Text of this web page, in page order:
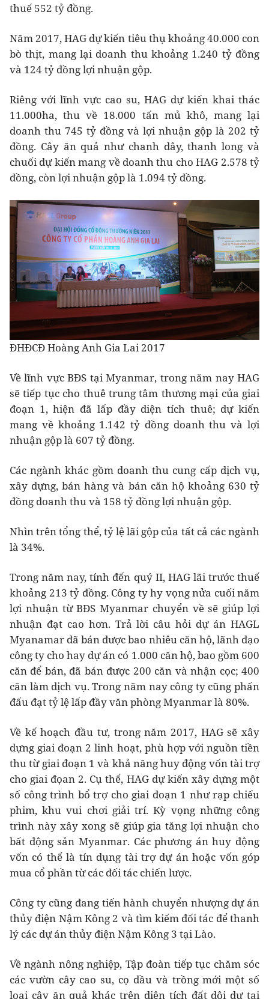
thuế 552 tỷ đồng.
Năm 2017, HAG dự kiến tiêu thụ khoảng 40.000 con
bò thịt, mang lại doanh thu khoảng 1.240 tỷ đồng
và 124 tỷ đồng lợi nhuận gộp.
Riêng với lĩnh vực cao su, HAG dự kiến khai thác
11.000ha, thu về 18.000 tấn mủ khô, mang lại
doanh thu 745 tỷ đồng và lợi nhuận gộp là 202 tỷ
đồng. Cây ăn quả như chanh dây, thanh long và
chuối dự kiến mang về doanh thu cho HAG 2.578 tỷ
đồng, còn lợi nhuận gộp là 1.094 tỷ đồng.
ĐHĐCĐ Hoàng Anh Gia Lai 2017
Về lĩnh vực BĐS tại Myanmar, trong năm nay HAG
sẽ tiếp tục cho thuê trung tâm thương mại của giai
đoạn 1, hiện đã lấp đầy diện tích thuê; dự kiến
mang về khoảng 1.142 tỷ đồng doanh thu và lợi
nhuận gộp là 607 tỷ đồng.
Các ngành khác gồm doanh thu cung cấp dịch vụ,
xây dựng, bán hàng và bán căn hộ khoảng 630 tỷ
đồng doanh thu và 158 tỷ đồng lợi nhuận gộp.
Nhìn trên tổng thể, tỷ lệ lãi gộp của tất cả các ngành
là 34%.
Trong năm nay, tính đến quý II, HAG lãi trước thuế
khoảng 213 tỷ đồng. Công ty hy vọng nửa cuối năm
lợi nhuận từ BĐS Myanmar chuyển về sẽ giúp lợi
nhuận đạt cao hơn. Trả lời câu hỏi dự án HAGL
Myanamar đã bán được bao nhiêu căn hộ, lãnh đạo
công ty cho hay dự án có 1.000 căn hộ, bao gồm 600
căn để bán, đã bán được 200 căn và nhận cọc; 400
căn làm dịch vụ. Trong năm nay công ty cũng phấn
đấu đạt tỷ lệ lấp đầy văn phòng Myanmar là 80%.
Về kế hoạch đầu tư, trong năm 2017, HAG sẽ xây
dựng giai đoạn 2 linh hoạt, phù hợp với nguồn tiền
thu từ giai đoạn 1 và khả năng huy động vốn tài trợ
cho giai đọan 2. Cụ thể, HAG dự kiến xây dựng một
số công trình bổ trợ cho giai đoạn 1 như rạp chiếu
phim, khu vui chơi giải trí. Kỳ vọng những công
trình này xây xong sẽ giúp gia tăng lợi nhuận cho
bất động sản Myanmar. Các phương án huy động
vốn có thể là tín dụng tài trợ dự án hoặc vốn góp
mua cổ phần từ các đối tác chiến lược.
Công ty cũng đang tiến hành chuyển nhượng dự án
thủy điện Nậm Kông 2 và tìm kiếm đối tác để thanh
lý các dự án thủy điện Nậm Kông 3 tại Lào.
Về ngành nông nghiệp, Tập đoàn tiếp tục chăm sóc
các vườn cây cao su, cọ dầu và trồng mới một số
loại cây ăn quả khác trên diện tích đất dôi dư tại